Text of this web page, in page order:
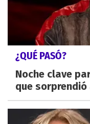
¿QUÉ PASÓ?
Noche clave
que sorprendió